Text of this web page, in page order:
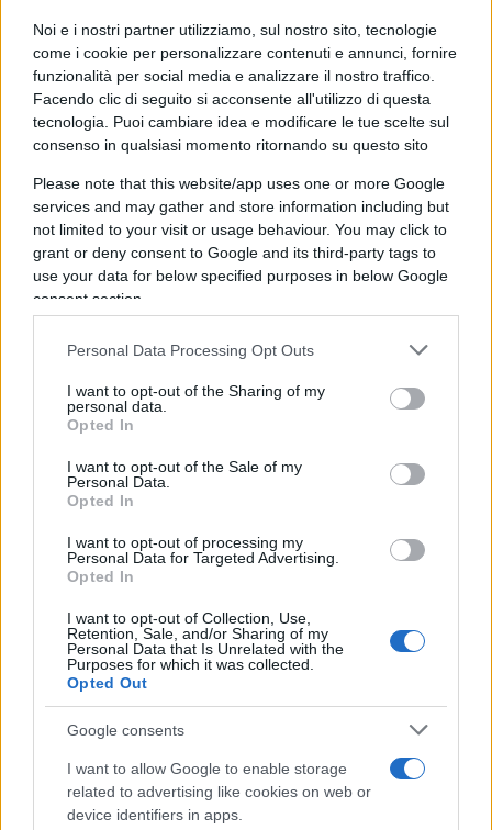
Noi e i nostri partner utilizziamo, sul nostro sito, tecnologie
come i cookie per personalizzare contenuti e annunci, fornire
funzionalità per social media e analizzare il nostro traffico.
Facendo clic di seguito si acconsente all'utilizzo di questa
tecnologia. Puoi cambiare idea e modificare le tue scelte sul
consenso in qualsiasi momento ritornando su questo sito
Please note that this website/app uses one or more Google
services and may gather and store information including but
not limited to your visit or usage behaviour. You may click to
grant or deny consent to Google and its third-party tags to
use your data for below specified purposes in below Google
consent section.
Personal Data Processing Opt Outs
I want to opt-out of the Sharing of my
personal data.
Opted In
I want to opt-out of the Sale of my
Personal Data.
Opted In
I want to opt-out of processing my
Personal Data for Targeted Advertising.
Opted In
I want to opt-out of Collection, Use,
Retention, Sale, and/or Sharing of my
Personal Data that Is Unrelated with the
Purposes for which it was collected.
Opted Out
Google consents
I want to allow Google to enable storage
related to advertising like cookies on web or
device identifiers in apps.
green dealche si sta rivelando un clamoroso
suicidio economico.
shippingsono emerse in tutta la loro magnitudo,
evidenziando come proprio questa tassa rischi di
trascinare fuori mercato la flotta italiana e le altre
europee, ma anche come gli investimenti del Pnrr
nel rinnovo della flotta si siano rivelate
inutilizzabili a fronte di una concorrenza
navi ormai qualitativamente concorrenziali, a
basso costo e in tempi infinitamente più brevi.
Polemiche roventi sull’ETS e sul mancato utilizzo
sono state alimentate anche daAchille Onorato
vice presidente della stessa associazione
armatoriali, che denunciato un vero e proprio
furto di risorse dirottate a coprire gli extra costi
del carburante. Con il risultato di tradire anche le
aspettative specie delle flotte impegnate nei
collegamenti con le isole minori e di penalizzare
intere regioni insulari, dipendenti da un trasporto
sempre più costoso.